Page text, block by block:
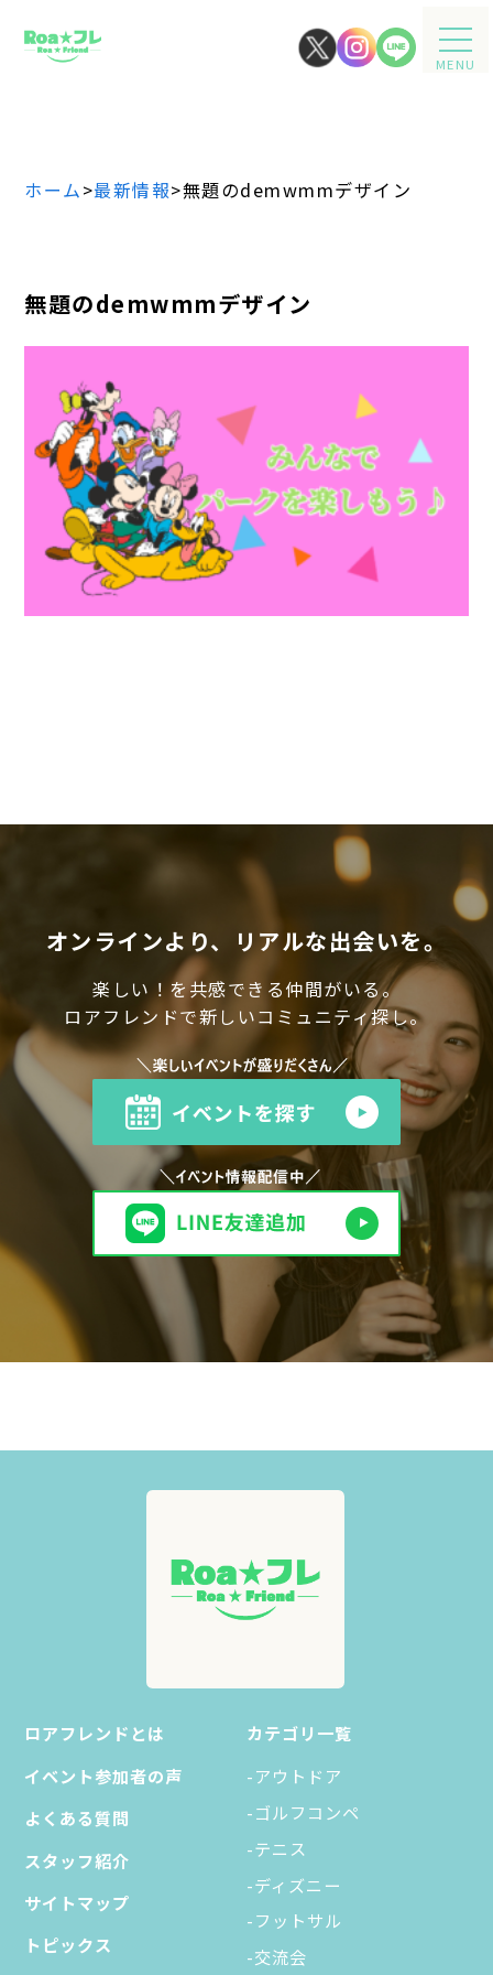
MENU
ホーム>最新情報>無題のdemwmmデザイン
無題のdemwmmデザイン
オンラインより、リアルな出会いを。
楽しい！を共感できる仲間がいる。
ロアフレンドで新しいコミュニティ探し。
ロアフレンドとは
イベント参加者の声
よくある質問
スタッフ紹介
サイトマップ
トピックス
カテゴリ一覧
-アウトドア
-ゴルフコンペ
-テニス
-ディズニー
-フットサル
-交流会